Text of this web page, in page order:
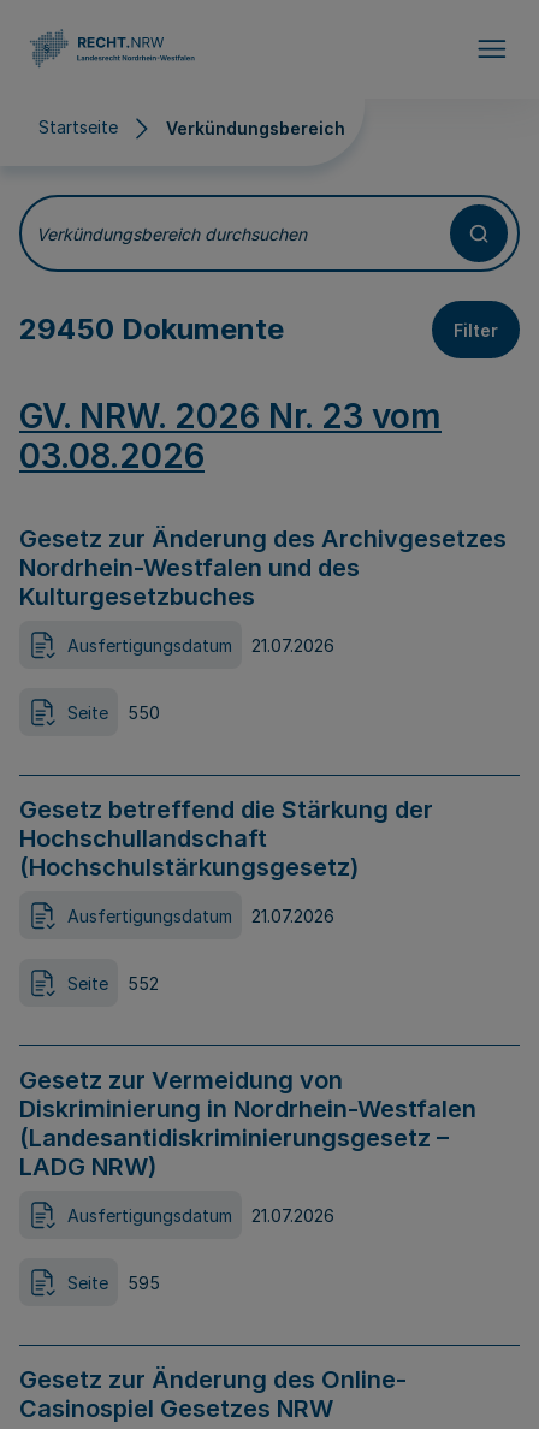
Startseite Verkündungsbereich
Verkündungsbereich
Verkündungsbereich durchsuchen
29450 Dokumente Filter
GV. NRW. 2026 Nr. 23 vom
03.08.2026
Gesetz zur Änderung des Archivgesetzes
Nordrhein-Westfalen und des
Kulturgesetzbuches
Ausfertigungsdatum 21.07.2026
Seite 550
Gesetz betreffend die Stärkung der
Hochschullandschaft
(Hochschulstärkungsgesetz)
Ausfertigungsdatum 21.07.2026
Seite 552
Gesetz zur Vermeidung von
Diskriminierung in Nordrhein-Westfalen
(Landesantidiskriminierungsgesetz –
LADG NRW)
Ausfertigungsdatum 21.07.2026
Seite 595
Gesetz zur Änderung des Online-
Casinospiel Gesetzes NRW